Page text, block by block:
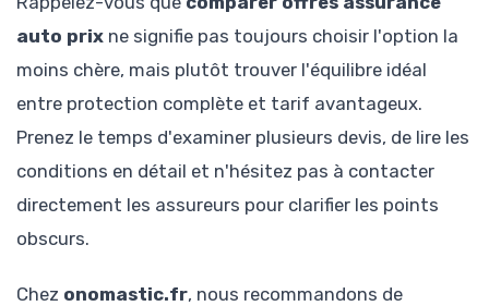
auto prix ne signifie pas toujours choisir l'option la
moins chère, mais plutôt trouver l'équilibre idéal
entre protection complète et tarif avantageux.
Prenez le temps d'examiner plusieurs devis, de lire les
conditions en détail et n'hésitez pas à contacter
directement les assureurs pour clarifier les points
obscurs.
Chez onomastic.fr, nous recommandons de